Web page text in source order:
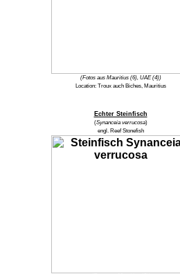
(Fotos aus Mauritius (6), UAE (4))
Location: Troux auch Biches, Mauritius
Echter Steinfisch
(Synanceia verrucosa)
engl. Reef Stonefish